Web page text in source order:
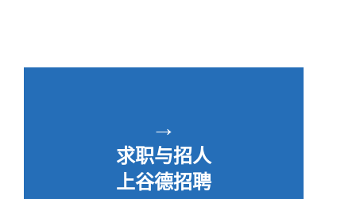
→
求职与招人
上谷德招聘